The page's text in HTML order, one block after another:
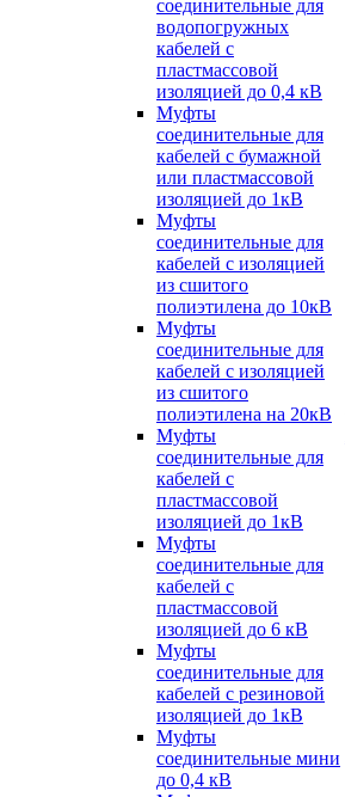
соединительные для
водопогружных
кабелей с
пластмассовой
изоляцией до 0,4 кВ
Муфты
соединительные для
кабелей с бумажной
или пластмассовой
изоляцией до 1кВ
Муфты
соединительные для
кабелей с изоляцией
из сшитого
полиэтилена до 10кВ
Муфты
соединительные для
кабелей с изоляцией
из сшитого
полиэтилена на 20кВ
Муфты
соединительные для
кабелей с
пластмассовой
изоляцией до 1кВ
Муфты
соединительные для
кабелей с
пластмассовой
изоляцией до 6 кВ
Муфты
соединительные для
кабелей с резиновой
изоляцией до 1кВ
Муфты
соединительные мини
до 0,4 кВ